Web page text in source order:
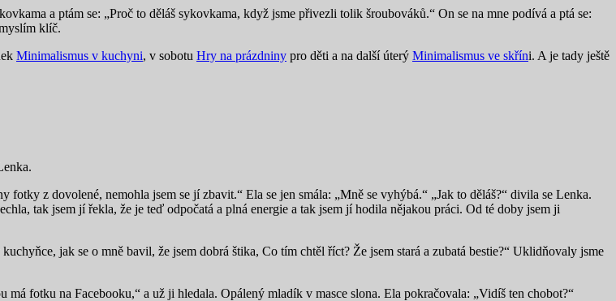
a ptám se: „Proč to děláš sykovkama, když jsme přivezli tolik šroubováků.“ On se na mne podívá a ptá se:
klíč.
Minimalismus v kuchyni, v sobotu Hry na prázdniny pro děti a na další úterý Minimalismus ve skříni. A je tady ještě
z dovolené, nemohla jsem se jí zbavit.“ Ela se jen smála: „Mně se vyhýbá.“ „Jak to děláš?“ divila se Lenka.
tak jsem jí řekla, že je teď odpočatá a plná energie a tak jsem jí hodila nějakou práci. Od té doby jsem ji
jak se o mně bavil, že jsem dobrá štika, Co tím chtěl říct? Že jsem stará a zubatá bestie?“ Uklidňovaly jsme
fotku na Facebooku,“ a už ji hledala. Opálený mladík v masce slona. Ela pokračovala: „Vidíš ten chobot?“